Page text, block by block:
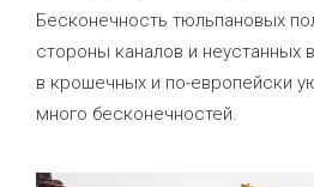
Бесконечность тюльпановых
стороны каналов и неустанных
в крошечных и по-европейски
много бесконечностей.